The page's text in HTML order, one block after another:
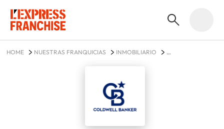
HOME NUESTRAS FRANQUICIAS
INMOBILIARIO